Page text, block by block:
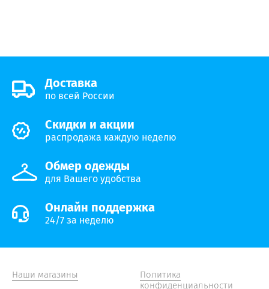
Доставка
по всей России
Скидки и акции
распродажа каждую неделю
Обмер одежды
для Вашего удобства
Онлайн поддержка
24/7 за неделю
Наши магазины
Политика
конфиденциальности